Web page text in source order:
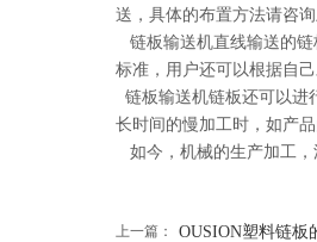
送，具体的布置方法请咨
链板输送机直线输送的链
标准，用户还可以根据自
链板输送机链板还可以进
长时间的慢加工时，如产
如今，机械的生产加工，
上一篇： OUSION塑料链板